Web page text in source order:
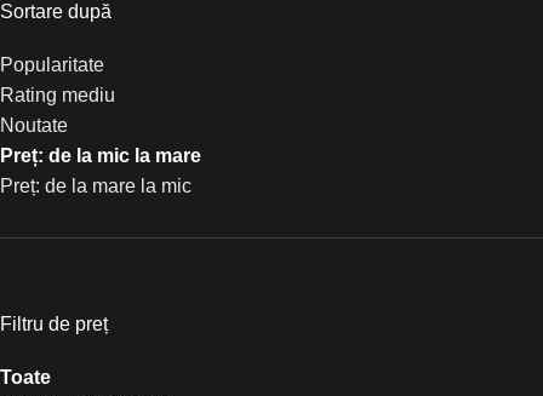
Sortare după
Popularitate
Rating mediu
Noutate
Preț: de la mic la mare
Preț: de la mare la mic
Filtru de preț
Toate